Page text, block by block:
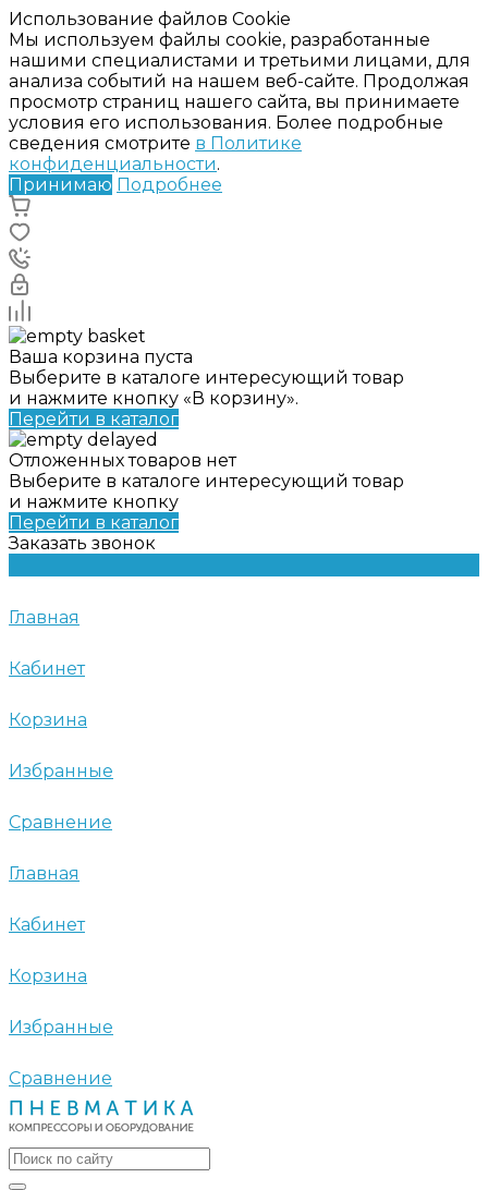
Использование файлов Cookie
Мы используем файлы cookie, разработанные
нашими специалистами и третьими лицами, для
анализа событий на нашем веб-сайте. Продолжая
просмотр страниц нашего сайта, вы принимаете
условия его использования. Более подробные
сведения смотрите в Политике
конфиденциальности.
Принимаю Подробнее
Ваша корзина пуста
Выберите в каталоге интересующий товар
и нажмите кнопку «В корзину».
Перейти в каталог
Отложенных товаров нет
Выберите в каталоге интересующий товар
и нажмите кнопку
Перейти в каталог
Заказать звонок
Главная
Кабинет
Корзина
Избранные
Сравнение
Главная
Кабинет
Корзина
Избранные
Сравнение